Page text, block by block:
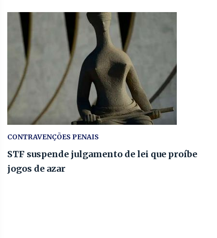
CONTRAVENÇÕES PENAIS
STF suspende julgamento de lei que proíbe
jogos de azar